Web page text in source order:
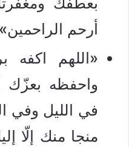
أرحم
«اللهم اكفه
واحفظه بعزّك
في الليل وفي
منجا منك إلّا